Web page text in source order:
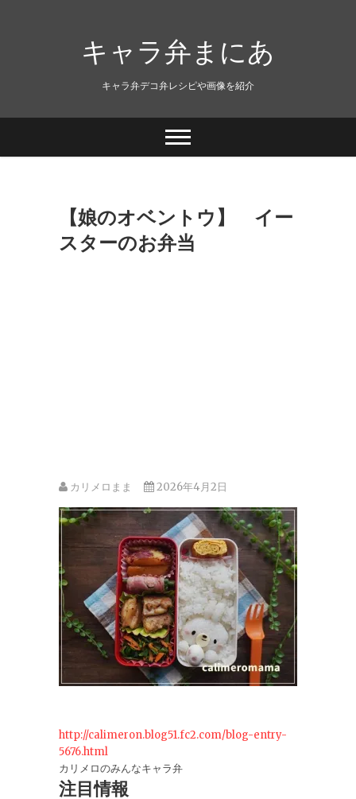
キャラ弁まにあ
キャラ弁デコ弁レシピや画像を紹介
【娘のオベントウ】 イー
スターのお弁当
カリメロまま 2026年4月2日
http://calimeron.blog51.fc2.com/blog-entry-
5676.html
カリメロのみんなキャラ弁
注目情報